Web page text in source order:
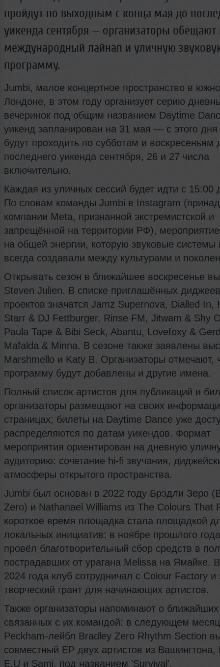
пройдут по выходным с конца мая до
уикенда сентября — организаторы
международный лайнап и уличную
программу.
Jumbi, малое концертное пространство в
Лондоне, в этом году организует серию
вечеринок под общим названием Daytime
уикенд запланирован на 31 мая — с этого дня
будут проходить по субботам и воскресеньям
последнего уикенда сентября, 26 и 27 числа
включительно.
Каждая из уличных сессий будет идти с 15:00
По словам команды Jumbi в Instagram
компании Meta, признанной экстремистской и
запрещённой на территории РФ),
на общей энергии, которую звуковые системы
всегда создавали между культурами и
Открывать сезон в ближайшее воскресенье
Steven Julien. В списке приглашённых
проектов значатся Jamz Supernova, Dialled In,
Starr & DJ Fettburger, Rinse FM, Jitwam & Shy
Paula Tape & Bibi Seck, Abantu, Lovefoxy &
Mafalda & Minna. В сезоне также заявлены
Marshmello и Katy B. Организаторы отмечают,
программу будут добавлены и другие имена.
Полный список артистов для публикаций и
организаторы размещают на своих
страницах; билеты на Daytime Dance уже
распределяются по датам уикендов. Формат
мероприятия ориентирован на дневную
аудиторию: сочетание hi-fi звучания,
атмосферы открытого пространства.
Jumbi был основан в 2022 году Брэдли Зеро
Zero) и Nathanael Williams из The Colours That
короткое время площадка стала площадкой
локальных инициатив: в ноябре прошлого
провёл благотворительный сбор средств в
пострадавших от урагана Melissa на Ямайке.
2024 года клуб сотрудничал с Colour Factory и
творческий грант для начинающих артистов.
Также организаторы напоминают о ближайших
связанных с их командой: в следующем
Peckham-лейбл Bradley Zero Rhythm Section
совместный EP двух артистов из
E.U и Sami, под названием 'Survival'.